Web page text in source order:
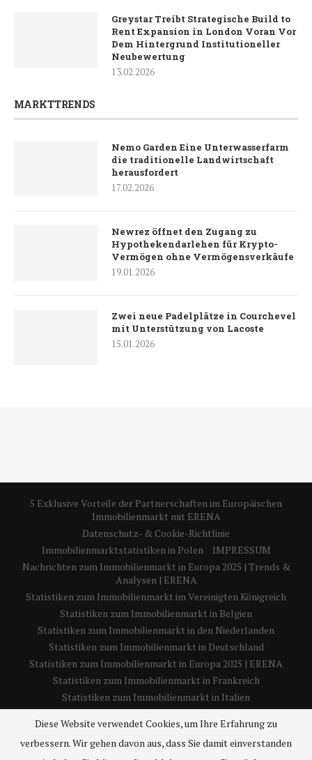
Greystar Treibt Strategische Build to
Rent Expansion in London Voran Vor
Dem Hintergrund Institutioneller
Neubewertung
13.02.2026
MARKTTRENDS
Nemo Garden Eine Unterwasserfarm
die traditionelle Landwirtschaft
herausfordert
17.02.2026
Newrez öffnet den Zugang zu
Hypothekendarlehen für Krypto-
Vermögen ohne Vermögensverkäufe
19.01.2026
Zwei neue Padelplätze in Courchevel
mit Unterstützung von Lacoste
15.01.2026
5 Exklusive Vorteile der Partnerschaften im Europäischen
Immobilienmarkt mit ERENA
Datenschutz- & Cookie-Richtlinie
Immobilienmarktstatistiken in Polen
IMPRESSUM
Nachrichten zum Immobilienmarkt in Europa 2025 | Trends &
Analysen | ERENA
Statistiken zum Immobilienmarkt im Vereinigten Königreich
Statistiken zum Immobilienmarkt in Belgien
Statistiken zum Immobilienmarkt in den Niederlanden
Statistiken zum Immobilienmarkt in Deutschland
Statistiken zum Immobilienmarkt in Europa 2025 | ERENA
Statistiken zum Immobilienmarkt in Frankreich
Statistiken zum Immobilienmarkt in Italien
Statistiken zum Immobilienmarkt in Spanien
Über uns – 5 wichtige Einblicke in die Europäische
Immobiliennachrichtenagentur
Diese Website verwendet Cookies, um Ihre Erfahrung zu
verbessern. Wir gehen davon aus, dass Sie damit einverstanden